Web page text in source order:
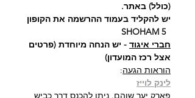
(כולל) באתר.
יש להקליד בעמוד ההרשמה את הקופון
SHOHAM 5
חברי איגוד - יש הנחה מיוחדת (פרטים
אצל רכז המועדון)
הוראות הגעה:
לינק לוייז
פארק יער שוהם. ניתן להכנס דרך כביש